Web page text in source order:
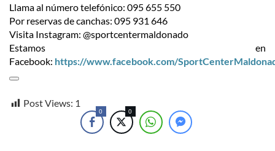
Llama al número telefónico: 095 655 550
Por reservas de canchas: 095 931 646
Visita Instagram: @sportcentermaldonado
Estamos en
Facebook: https://www.facebook.com/
Post Views: 1
0 0